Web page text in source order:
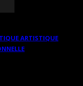
ARTISTIQUE